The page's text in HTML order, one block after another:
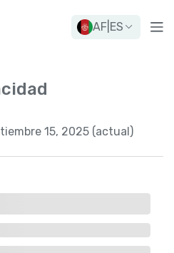
AF ES
15, 2025 (actual)